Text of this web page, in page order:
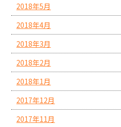
2018年5月
2018年4月
2018年3月
2018年2月
2018年1月
2017年12月
2017年11月